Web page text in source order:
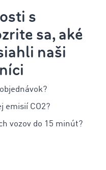
s
sa, aké
naši
emisií CO2?
vozov do 15 minút?